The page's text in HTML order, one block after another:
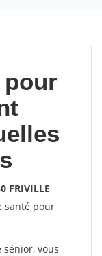
pour
FRIVILLE
santé pour
vous